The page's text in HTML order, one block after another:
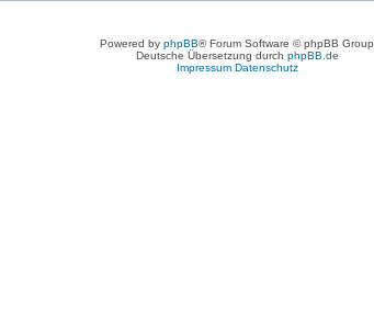
Powered by phpBB® Forum Software © phpBB Group
Deutsche Übersetzung durch phpBB.de
Impressum Datenschutz